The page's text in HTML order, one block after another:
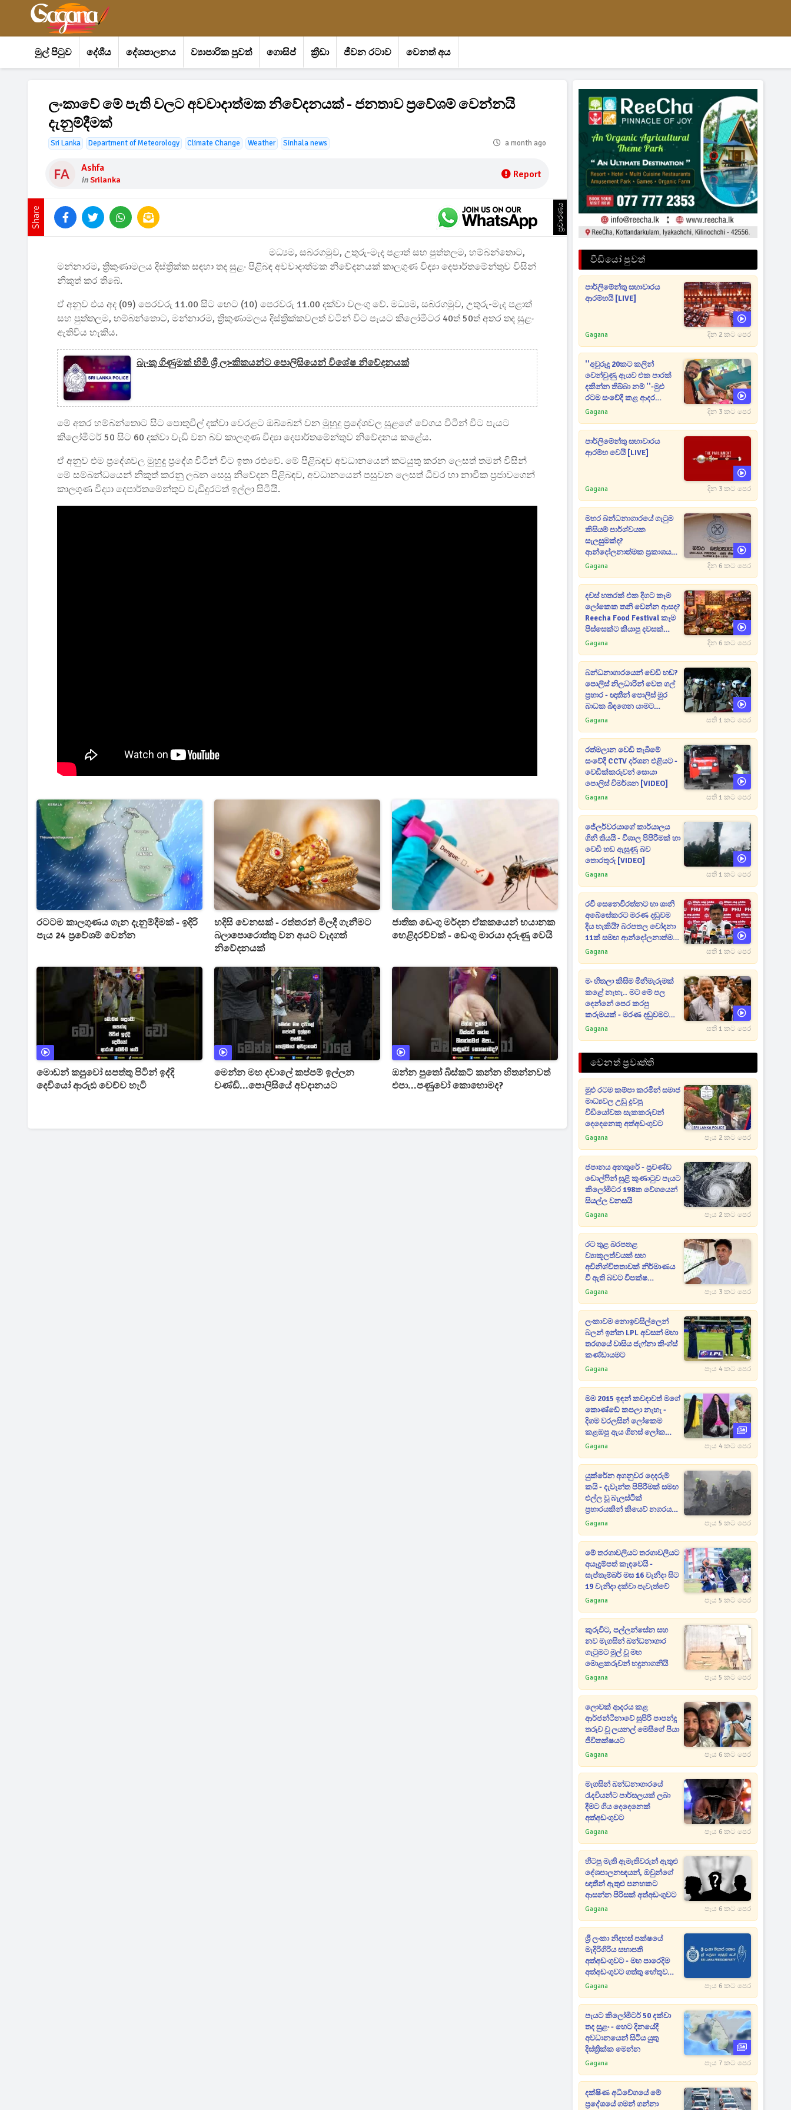
මුල් පිටුව දේශීය දේශපාලනය ව්‍යාපාරික පුවත් ගොසිප් ක්‍රීඩා ජීවන රටාව වෙනත් අය
ලංකාවේ මේ පැති වලට අවවාදාත්මක නිවේදනයක් - ජනතාව ප්‍රවේශම් වෙන්නයි
දැනුම්දීමක්
Sri Lanka Department of Meteorology Climate Change Weather Sinhala news a month ago
Ashfa
inSrilanka Report
Share ප්‍රචාරණය
මධ්‍යම, සබරගමුව, උතුරු-මැද පළාත් සහ පුත්තලම, හම්බන්තොට,
මන්නාරම, ත්‍රිකුණාමලය දිස්ත්‍රික්ක සඳහා තද සුළං පිළිබඳ අවවාදාත්මක නිවේදනයක් කාලගුණ විද්‍යා දෙපාර්තමේන්තුව විසින්
නිකුත් කර තිබේ.
ඒ අනුව එය අද (09) පෙරවරු 11.00 සිට හෙට (10) පෙරවරු 11.00 දක්වා වලංගු වේ. මධ්‍යම, සබරගමුව, උතුරු-මැද පළාත්
සහ පුත්තලම, හම්බන්තොට, මන්නාරම, ත්‍රිකුණාමලය දිස්ත්‍රික්කවලත් වටින් විට පැයට කිලෝමීටර 40ත් 50ත් අතර තද සුළං
ඇතිවිය හැකිය.
බැංකු ගිණුමක් හිමි ශ්‍රී ලාංකිකයන්ට පොලිසියෙන් විශේෂ නිවේදනයක්
මේ අතර හම්බන්තොට සිට පොතුවිල් දක්වා වෙරළට ඔබ්බෙන් වන මුහුදු ප්‍රදේශවල සුළගේ වේගය විටින් විට පැයට
කිලෝමීටර් 50 සිට 60 දක්වා වැඩි වන බව කාලගුණ විද්‍යා දෙපාර්තමේන්තුව නිවේදනය කළේය.
ඒ අනුව එම ප්‍රදේශවල මුහුදු ප්‍රදේශ විටින් විට ඉතා රළුවේ. මේ පිළිබඳව අවධානයෙන් කටයුතු කරන ලෙසත් තමන් විසින්
මේ සම්බන්ධයෙන් නිකුත් කරනු ලබන සෙසු නිවේදන පිළිබඳව, අවධානයෙන් පසුවන ලෙසත් ධීවර හා නාවික ප්‍රජාවගෙන්
කාලගුණ විද්‍යා දෙපාර්තමේන්තුව වැඩිදුරටත් ඉල්ලා සිටියි.
රටටම කාලගුණය ගැන දැනුම්දීමක් - ඉදිරි
පැය 24 ප්‍රවේශම් වෙන්න
හදිසි වෙනසක් - රත්තරන් මිලදී ගැනීමට
බලාපොරොත්තු වන අයට වැදගත්
නිවේදනයක්
ජාතික ඩෙංගු මර්දන ඒකකයෙන් භයානක
හෙළිදරව්වක් - ඩෙංගු මාරයා දරුණු වෙයි
මොඩන් කපුවෝ සපත්තු පිටින් ඉද්දි
දෙවියෝ ආරුඪ වෙච්ච හැටි
මෙන්න මහ දවාලේ කප්පම් ඉල්ලන
චණ්ඩි...පොලිසියේ අවදානයට
ඔන්න පුතෝ බිස්කට් කන්න හිතන්නවත්
එපා...පණුවෝ කොහොමද?
වීඩියෝ පුවත්
පාර්ලිමේන්තු සභාවාරය
ආරම්භයි [LIVE]
Gagana දින 2 කට පෙර
''අවුරුදු 20කට කලින්
වෙන්වුණු ඇයව එක පාරක්
දකින්න තිබ්බා නම් ''-මුළු
රටම සංවේදී කළ ආදර
අමරණීය මතකය
Gagana දින 3 කට පෙර
පාර්ලිමේන්තු සභාවාරය
ආරම්භ වෙයි [LIVE]
Gagana දින 3 කට පෙර
මහර බන්ධනාගාරයේ ගැටුම
කිසියම් පාර්ශ්වයක
සැලසුමක්ද?
ආන්දෝලනාත්මක ප්‍රකාශයක්
එළියට [VIDEO]
Gagana දින 6 කට පෙර
දවස් හතරක් එක දිගට කෑම
ලෝකෙක තනි වෙන්න ආසද?
Reecha Food Festival කෑම
පිස්සෙක්ට කියාපු දවසක්
මෙන්න
Gagana දින 6 කට පෙර
බන්ධනාගාරයෙන් වෙඩි හඬ?
පොලිස් නිලධාරින් වෙත ගල්
ප්‍රහාර - ඥාතීන් පොලිස් මුර
බාධක බිඳගෙන යාමට
උත්සාහයක [VIDEO]
Gagana සති 1 කට පෙර
රත්මලාන වෙඩි තැබීමේ
සංවේදී CCTV දර්ශන එළියට -
වෙඩික්කරුවන් සොයා
පොලිස් විමර්ශන [VIDEO]
Gagana සති 1 කට පෙර
ජේලර්වරයාගේ කාර්යාලය
ගිනි තියයි - විශාල පිපිරීමක් හා
වෙඩි හඬ ඇසුණු බව
තොරතුරු [VIDEO]
Gagana සති 1 කට පෙර
රවී සෙනෙවිරත්නට හා ශානි
අබේසේකරට මරණ දඬුවම
දිය හැකියි? බරපතල චෝදනා
11ක් සමඟ ආන්දෝලනාත්මක
ප්‍රකාශයක් [VIDEO]
Gagana සති 1 කට පෙර
මං හිතලා කිසිම මිනිමැරුමක්
කළේ නැහැ.. මට මේ පල
දෙන්නේ පෙර කරපු
කරුමයක් - මරණ දඬුවමට
කළින් කට ඇරපු පූජිත් හඬා
Gagana සති 1 කට පෙර
වෙනත් ප්‍රවෘත්ති
මුළු රටම කම්පා කරමින් සමාජ
මාධ්‍යවල උඩු දුවපු
වීඩියෝවක සැකකරුවන්
දෙදෙනෙකු අත්අඩංගුවට
Gagana පැය 2 කට පෙර
ජපානය අනතුරේ - ප්‍රචණ්ඩ
ඩොල්ෆින් සුළි කුණාටුව පැයට
කිලෝමීටර 198ක වේගයෙන්
සියල්ල වනසයි
Gagana පැය 2 කට පෙර
රට තුළ බරපතළ
ව්‍යාකූලත්වයක් සහ
අවිනිශ්චිතතාවක් නිර්මාණය
වී ඇති බවට විපක්ෂ
නායකගෙන් හඬක්
Gagana පැය 3 කට පෙර
ලංකාවම නොඉවසිල්ලෙන්
බලන් ඉන්න LPL අවසන් මහා
තරගයේ වාසිය ජැෆ්නා කිංග්ස්
කණ්ඩායමට
Gagana පැය 4 කට පෙර
මම 2015 ඉඳන් කවදාවත් මගේ
කොණ්ඩේ කපලා නැහැ -
දිගම වරලසින් ලෝකෙම
කළඹපු ඇය ගිනස් ලෝක
වාර්තා අතරට [PHOTOS]
Gagana පැය 4 කට පෙර
යුක්රේන අගනුවර දෙදරුම්
කයි - දැවැන්ත පිපිරීමක් සමඟ
එල්ල වූ බැලස්ටික්
ප්‍රහාරයකින් කියෙව් නගරය
කැළඹෙයි
Gagana පැය 5 කට පෙර
මේ තරගාවලියට තරගාවලියට
අයැදුම්පත් කැඳවෙයි -
සැප්තැම්බර් මස 16 වැනිදා සිට
19 වැනිදා දක්වා පැවැත්වේ
Gagana පැය 5 කට පෙර
කුරුවිට, පල්ලන්සේන සහ
නව මැගසින් බන්ධනාගාර
ගැටුමට මුල් වූ මහ
මොළකරුවන් හදුනාගනියි
Gagana පැය 5 කට පෙර
ලොවක් ආදරය කළ
ආර්ජන්ටිනාවේ සුපිරි පාපන්දු
තරුව වූ ලයනල් මෙසීගේ පියා
ජීවිතක්ෂයට
Gagana පැය 6 කට පෙර
මැගසින් බන්ධනාගාරයේ
රැදවියන්ට පාර්සලයක් ලබා
දීමට ගිය දෙදෙනෙක්
අත්අඩංගුවට
Gagana පැය 6 කට පෙර
හිටපු මැති ඇමැතිවරුන් ඇතුළු
දේශපාලනඥයන්, ඔවුන්ගේ
ඥාතීන් ඇතුළු පනහකට
ආසන්න පිරිසක් අත්අඩංගුවට
Gagana පැය 6 කට පෙර
ශ්‍රී ලංකා නිදහස් පක්ෂයේ
මැදිරිගිරිය සභාපති
අත්අඩංගුවට - මහ පාරෙදිම
අත්අඩංගුවට ගත්තු හේතුව
මෙන්න
Gagana පැය 6 කට පෙර
පැයට කිලෝමීටර් 50 දක්වා
තද සුළං - හෙට දිනයේදී
අවධානයෙන් සිටිය යුතු
දිස්ත්‍රික්ක මෙන්න
Gagana පැය 7 කට පෙර
දක්ෂිණ අධිවේගයේ මේ
ප්‍රදේශයේ ගමන් ගන්නා